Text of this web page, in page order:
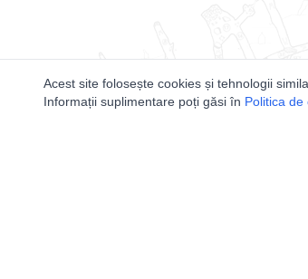
Acest site folosește cookies și tehnologii
Informații suplimentare poți găsi în Politica de